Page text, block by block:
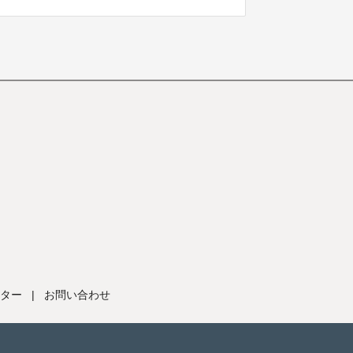
ー | お問い合わせ